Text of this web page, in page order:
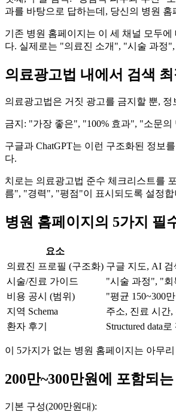
과를 바탕으로 답하는데, 당신의 병원
기존 병원 홈페이지는 이 세 채널 모두
다. 실제로는 "의료진 소개", "시술 과정
의료광고법 내에서 검색
의료광고법은 거짓 광고를 금지할 뿐,
금지: "가장 좋은", "100% 효과", "소문
구글과 ChatGPT는 이런 구조화된 정보
다.
치로는 의료광고법 준수 체크리스트를
름", "경력", "평점"이 표시되도록 설정합
병원 홈페이지의 5가지 필
요소
의료진 프로필 (구조화) 구글 지도, AI 검
시술/진료 가이드
"시술 과정", "회
비용 공시 (범위)
"평균 150~300
지역 Schema
주소, 진료 시간
환자 후기
Structured data
이 5가지가 없는 병원 홈페이지는 아무
200만~300만원에 포함되는
기본 구성(200만원대):